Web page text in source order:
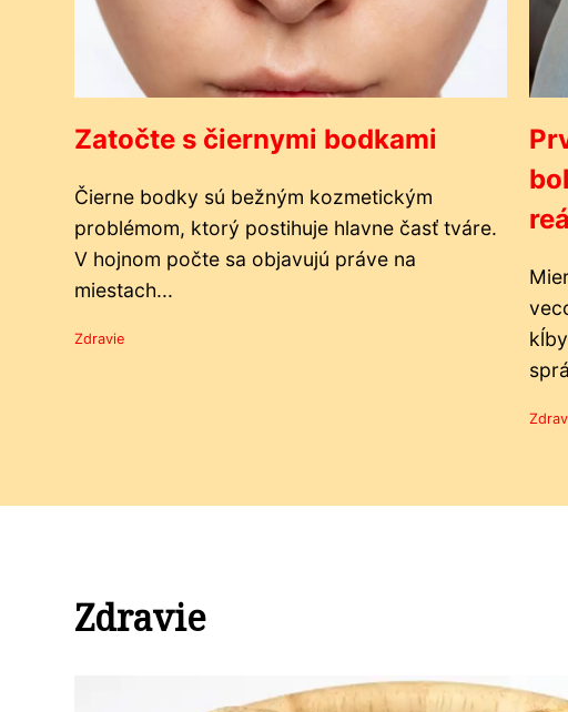
Zatočte s čiernymi bodkami
Čierne bodky sú bežným kozmetickým
problémom, ktorý postihuje hlavne časť tváre.
V hojnom počte sa objavujú práve na
miestach...
Zdravie
Zdravie